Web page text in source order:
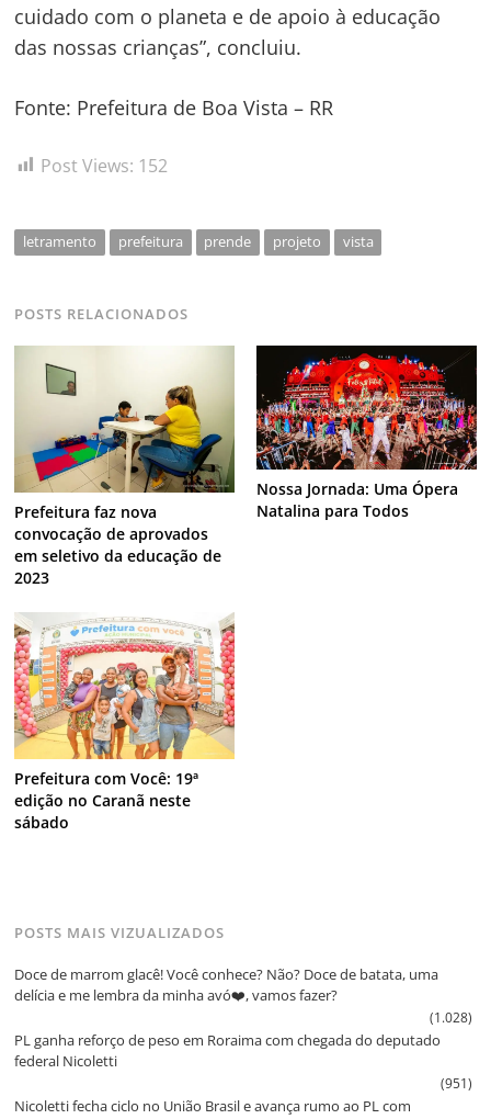
cuidado com o planeta e de apoio à educação
das nossas crianças”, concluiu.
Fonte: Prefeitura de Boa Vista – RR
Post Views: 152
letramento prefeitura prende projeto vista
POSTS RELACIONADOS
Prefeitura faz nova
convocação de aprovados
em seletivo da educação de
2023
Nossa Jornada: Uma Ópera
Natalina para Todos
Prefeitura com Você: 19ª
edição no Caranã neste
sábado
POSTS MAIS VIZUALIZADOS
Doce de marrom glacê! Você conhece? Não? Doce de batata, uma
delícia e me lembra da minha avó❤️, vamos fazer?
(1.028)
PL ganha reforço de peso em Roraima com chegada do deputado
federal Nicoletti
(951)
Nicoletti fecha ciclo no União Brasil e avança rumo ao PL com